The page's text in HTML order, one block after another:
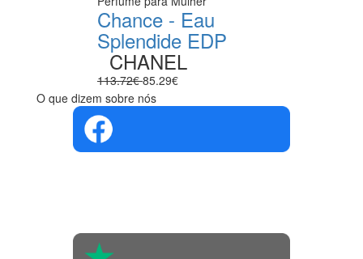
Chance - Eau
Splendide EDP
CHANEL
113.72€85.29€
O que dizem sobre nós